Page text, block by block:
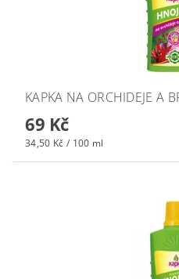
KAPKA NA ORCHIDEJE A
69 Kč
34,50 Kč / 100 ml